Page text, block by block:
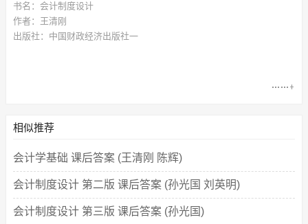
书名：会计制度设计
作者：王清刚
出版社：中国财政经济出版社一
相似推荐
会计学基础 课后答案 (王清刚 陈辉)
会计制度设计 第二版 课后答案 (孙光国 刘英明)
会计制度设计 第三版 课后答案 (孙光国)